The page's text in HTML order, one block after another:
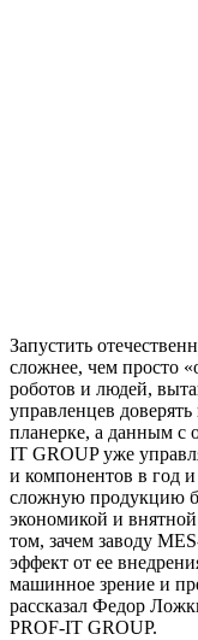
Запустить
сложнее, чем просто
роботов и людей,
управленцев
планерке, а данным с
IT GROUP уже
и компонентов в год
сложную продукцию
экономикой и
том, зачем заводу
эффект от ее
машинное зрение и
рассказал Федор
PROF-IT GROUP.